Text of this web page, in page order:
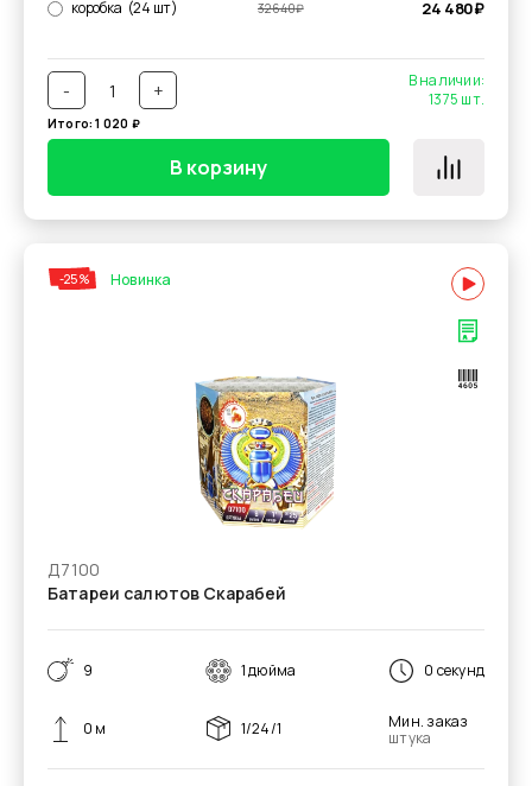
коробка (24 шт) 32 640₽ 24 480₽
- +
В наличии:
1375 шт.
Итого:1 020 ₽
В корзину
-25% Новинка
Д7100
Батареи салютов Скарабей
9 1 дюйма 0 секунд
0 м 1/24/1
Мин. заказ
штука